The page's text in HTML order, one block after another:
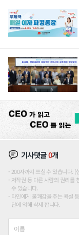
기사댓글0개
200자까지 쓰실 수 있습니다.
저작권 등 다른 사람의 권리를
수 있습니다.
타인에게 불쾌감을 주는 욕설
단에 의해 삭제 합니다.